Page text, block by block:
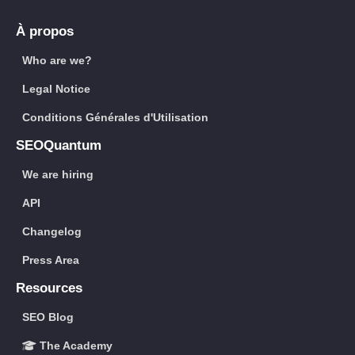
À propos
Who are we?
Legal Notice
Conditions Générales d'Utilisation
SEOQuantum
We are hiring
API
Changelog
Press Area
Resources
SEO Blog
The Academy